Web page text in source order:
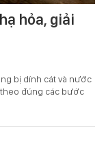
hỏa, giải
bị dính cát và nước
đúng các bước